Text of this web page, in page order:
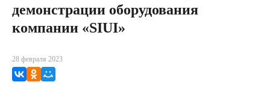
демонстрации оборудования
компании «SIUI»
28 февраля 2023
ВКонтакте
Одноклассники
Мой Мир